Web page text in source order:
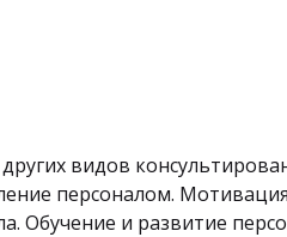
видов
персоналом.
Обучение и развитие